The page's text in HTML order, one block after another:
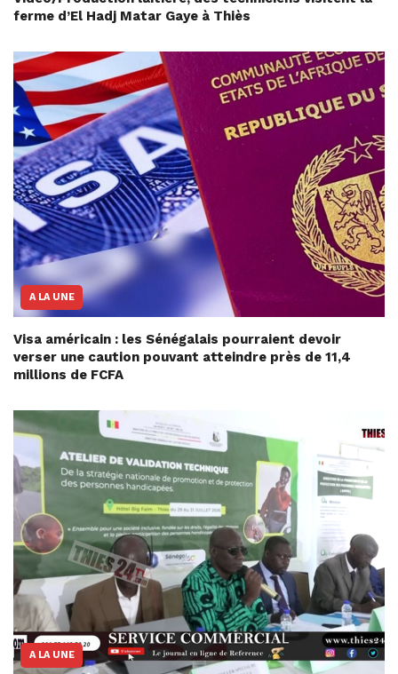
ferme d’El Hadj Matar Gaye à Thiès
A LA UNE
Visa américain : les Sénégalais pourraient devoir
verser une caution pouvant atteindre près de 11,4
millions de FCFA
A LA UNE